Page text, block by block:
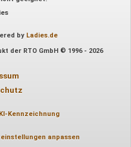
by Ladies.de
der RTO GmbH © 1996 - 2026
Kennzeichnung
anpassen